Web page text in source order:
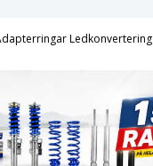
Ledkonvertering